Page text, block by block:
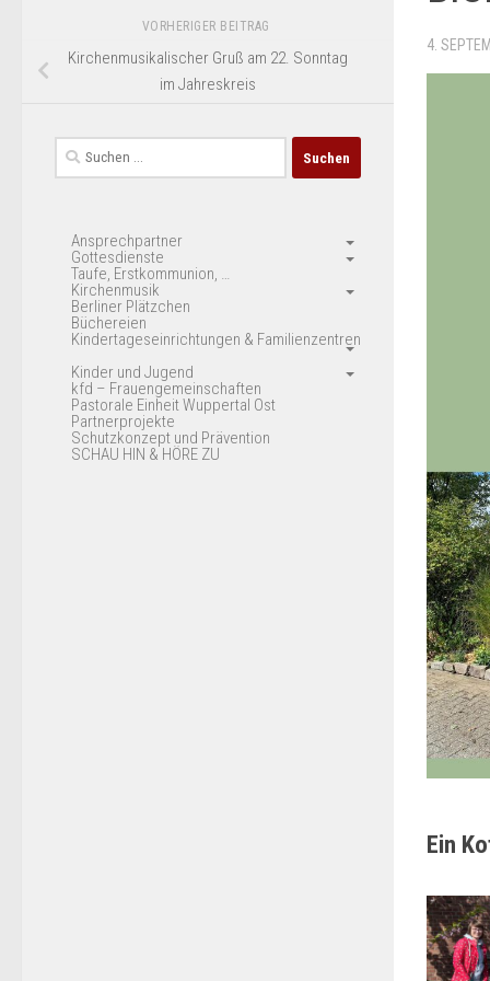
4.
Ein
VORHERIGER BEITRAG
Kirchenmusikalischer Gruß am 22. Sonntag
im Jahreskreis
Suchen
nach:
Ansprechpartner
Gottesdienste
Taufe, Erstkommunion, …
Kirchenmusik
Berliner Plätzchen
Büchereien
Kindertageseinrichtungen & Familienzentren
Kinder und Jugend
kfd – Frauengemeinschaften
Pastorale Einheit Wuppertal Ost
Partnerprojekte
Schutzkonzept und Prävention
SCHAU HIN & HÖRE ZU